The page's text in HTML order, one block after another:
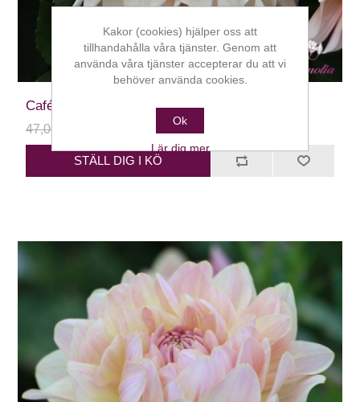
Café au Lait
47,00 kr
STÄLL DIG I KÖ
Kakor (cookies) hjälper oss att
tillhandahålla våra tjänster. Genom att
använda våra tjänster accepterar du att vi
behöver använda cookies.
Ok
Lär dig mer